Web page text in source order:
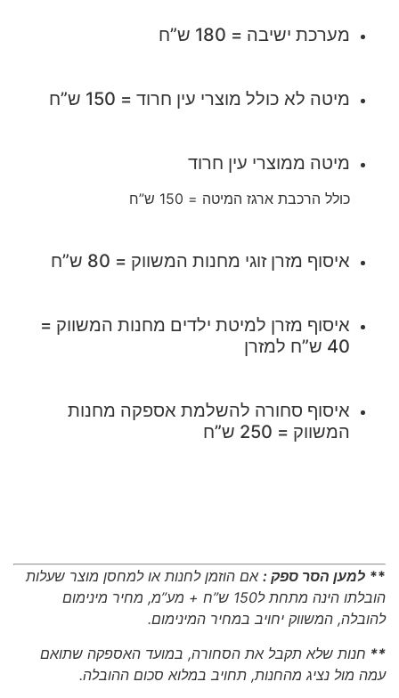
מערכת ישיבה = 180 ש”ח
מיטה לא כולל מוצרי עין חרוד = 150 ש”ח
מיטה ממוצרי עין חרוד
כולל הרכבת ארגז המיטה = 150 ש”ח
איסוף מזרן זוגי מחנות המשווק = 80 ש”ח
איסוף מזרן למיטת ילדים מחנות המשווק =
40 ש”ח למזרן
איסוף סחורה להשלמת אספקה מחנות
המשווק = 250 ש”ח
** למען הסר ספק : אם הוזמן לחנות או למחסן מוצר שעלות
הובלתו הינה מתחת ל150 ש”ח + מע”מ, מחיר מינימום
להובלה, המשווק יחויב במחיר המינימום.
** חנות שלא תקבל את הסחורה, במועד האספקה שתואם
עמה מול נציג מהחנות, תחויב במלוא סכום ההובלה.